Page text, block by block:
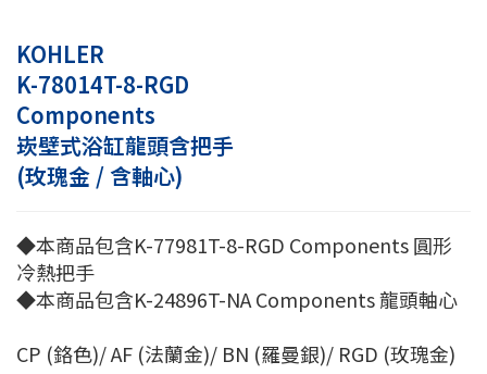
KOHLER
K-78014T-8-RGD
Components
崁壁式浴缸龍頭含把手
(玫瑰金 / 含軸心)
◆本商品包含K-77981T-8-RGD Components 圓形
冷熱把手
◆本商品包含K-24896T-NA Components 龍頭軸心
CP (鉻色)/ AF (法蘭金)/ BN (羅曼銀)/ RGD (玫瑰金)